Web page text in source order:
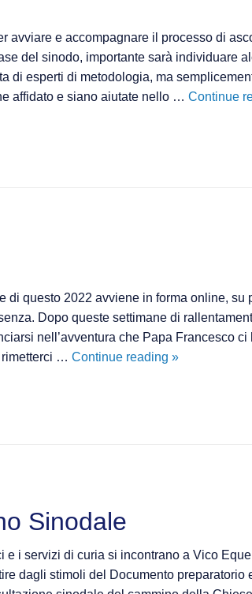
avviare e accompagnare il processo di
del sinodo, importante sarà individuare
di esperti di metodologia, ma
affidato e siano aiutate nello … Continue
di questo 2022 avviene in forma online,
Dopo queste settimane di
nell’avventura che Papa Francesco
rimetterci … Continue reading Incontro
»
Sinodale
i servizi di curia si incontrano a Vico
dagli stimoli del Documento preparatorio